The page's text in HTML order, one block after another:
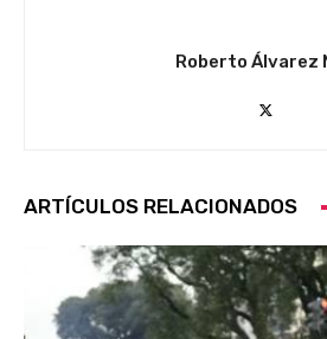
Roberto Álvarez
ARTÍCULOS RELACIONADOS